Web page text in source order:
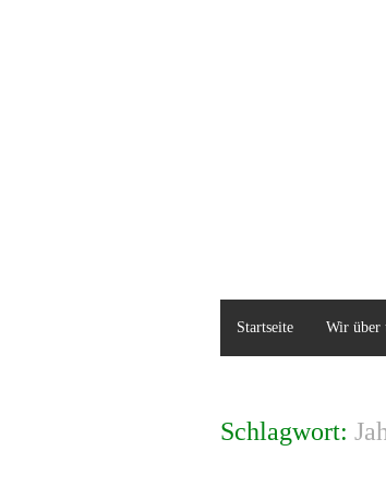
Startseite Wir über
Schlagwort: